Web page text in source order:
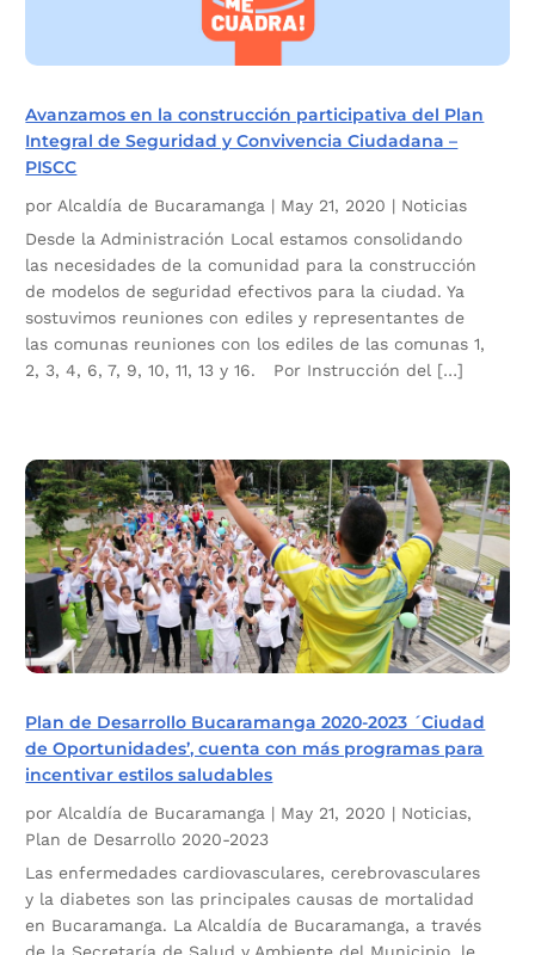
Avanzamos en la construcción participativa del Plan
Integral de Seguridad y Convivencia Ciudadana –
PISCC
por Alcaldía de Bucaramanga | May 21, 2020 | Noticias
Desde la Administración Local estamos consolidando
las necesidades de la comunidad para la construcción
de modelos de seguridad efectivos para la ciudad. Ya
sostuvimos reuniones con ediles y representantes de
las comunas reuniones con los ediles de las comunas 1,
2, 3, 4, 6, 7, 9, 10, 11, 13 y 16. Por Instrucción del […]
Plan de Desarrollo Bucaramanga 2020-2023 ´Ciudad
de Oportunidades’, cuenta con más programas para
incentivar estilos saludables
porAlcaldía de Bucaramanga | May 21, 2020 | Noticias,
Plan de Desarrollo 2020-2023
Las enfermedades cardiovasculares, cerebrovasculares
y la diabetes son las principales causas de mortalidad
en Bucaramanga. La Alcaldía de Bucaramanga, a través